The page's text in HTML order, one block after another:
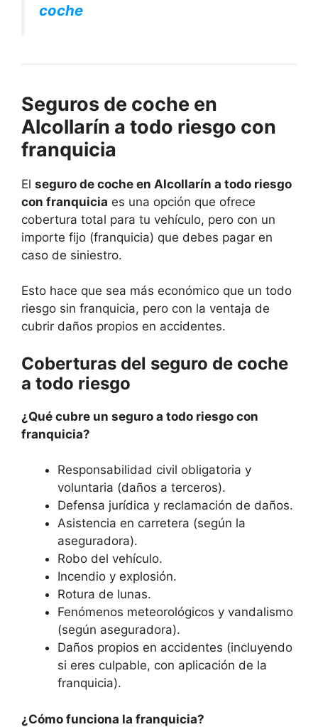
coche
Seguros de coche en
Alcollarín a todo riesgo con
franquicia
El seguro de coche en Alcollarín a todo riesgo
con franquicia es una opción que ofrece
cobertura total para tu vehículo, pero con un
importe fijo (franquicia) que debes pagar en
caso de siniestro.
Esto hace que sea más económico que un todo
riesgo sin franquicia, pero con la ventaja de
cubrir daños propios en accidentes.
Coberturas del seguro de coche
a todo riesgo
¿Qué cubre un seguro a todo riesgo con
franquicia?
Responsabilidad civil obligatoria y
voluntaria (daños a terceros).
Defensa jurídica y reclamación de daños.
Asistencia en carretera (según la
aseguradora).
Robo del vehículo.
Incendio y explosión.
Rotura de lunas.
Fenómenos meteorológicos y vandalismo
(según aseguradora).
Daños propios en accidentes (incluyendo
si eres culpable, con aplicación de la
franquicia).
¿Cómo funciona la franquicia?